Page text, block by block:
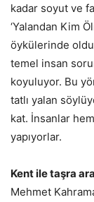
kadar soyut ve
‘Yalandan Kim
öykülerinde
temel insan
koyuluyor. Bu
tatlı yalan
kat. İnsanlar
yapıyorlar.
Kent ile taşra
Mehmet